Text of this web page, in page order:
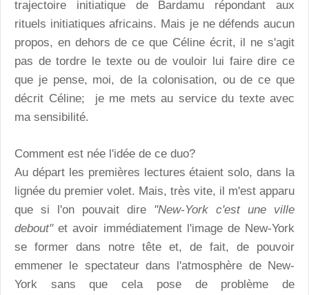
trajectoire initiatique de Bardamu répondant aux
rituels initiatiques africains. Mais je ne défends aucun
propos, en dehors de ce que Céline écrit, il ne s'agit
pas de tordre le texte ou de vouloir lui faire dire ce
que je pense, moi, de la colonisation, ou de ce que
décrit Céline; je me mets au service du texte avec
ma sensibilité.
Comment est née l'idée de ce duo?
Au départ les premières lectures étaient solo, dans la
lignée du premier volet. Mais, très vite, il m'est apparu
que si l'on pouvait dire "New-York c'est une ville
debout"et avoir immédiatement l'image de New-York
se former dans notre tête et, de fait, de pouvoir
emmener le spectateur dans l'atmosphère de New-
York sans que cela pose de problème de